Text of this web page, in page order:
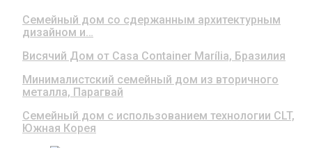
Семейный дом со сдержанным архитектурным
дизайном и…
Висячий Дом от Casa Container Marília, Бразилия
Минималистский семейный дом из вторичного
металла, Парагвай
Семейный дом с использованием технологии CLT,
Южная Корея